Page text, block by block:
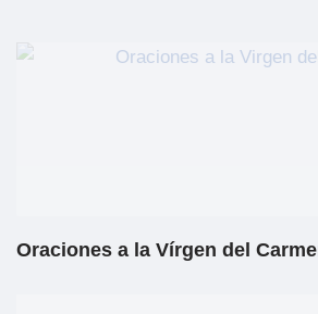
Oraciones a la Vírgen del